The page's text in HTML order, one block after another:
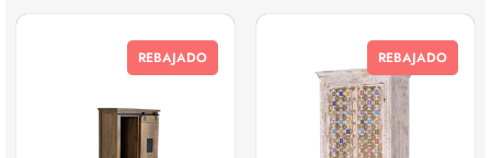
REBAJADO REBAJADO